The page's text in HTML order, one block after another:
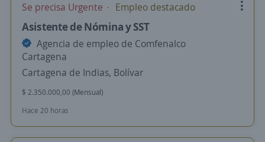
Se precisa Urgente Empleo destacado
Asistente de Nómina y SST
Agencia de empleo de Comfenalco
Cartagena
Cartagena de Indias, Bolívar
$ 2.350.000,00 (Mensual)
Hace 20 horas